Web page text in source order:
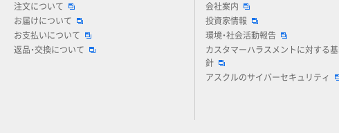
注文について
お届けについて
お支払いについて
返品・交換について
会社案内
投資家情報
環境・社会活動報告
カスタマーハラスメントに対する
針
アスクルのサイバーセキュリティ